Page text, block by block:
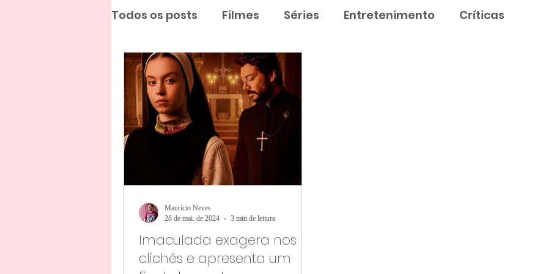
Todos os posts Filmes Séries Entretenimento Críticas
Imaculada exagera nos
clichês e apresenta um
Maurício Neves
28 de mai. de 2024
3 min de leitura